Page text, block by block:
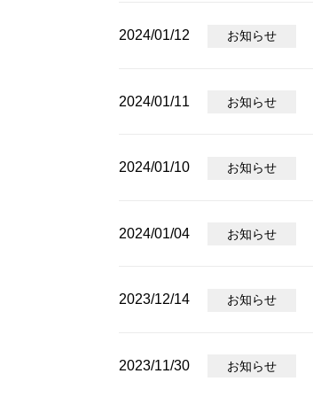
2024/01/12 お知らせ
2024/01/11 お知らせ
2024/01/10 お知らせ
2024/01/04 お知らせ
2023/12/14 お知らせ
2023/11/30 お知らせ